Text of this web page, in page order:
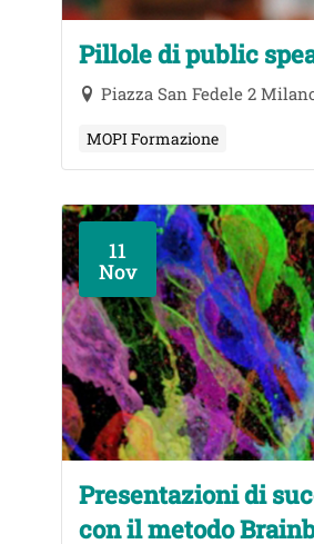
Pillole di public
Piazza San Fedele 2
MOPI Formazione
11
Nov
Presentazioni di
con il metodo